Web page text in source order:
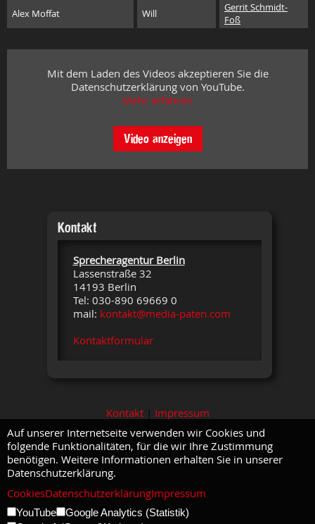
Alex Moffat Will
Gerrit Schmidt-
Foß
Mit dem Laden des Videos akzeptieren Sie die
Datenschutzerklärung von YouTube.
Mehr erfahren
Video anzeigen
Kontakt
Sprecheragentur Berlin
Lassenstraße 32
14193 Berlin
Tel: 030-890 69669 0
mail: kontakt@media-paten.com
Kontaktformular
Kontakt| Impressum
Auf unserer Internetseite verwenden wir Cookies und
folgende Funktionalitäten, für die wir Ihre Zustimmung
benötigen. Weitere Informationen erhalten Sie in unserer
Datenschutzerklärung.
CookiesDatenschutzerklärungImpressum
YouTube
Google Analytics (Statistik)